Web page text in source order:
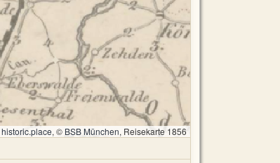
historic.place, © BSB München, Reisekarte 1856